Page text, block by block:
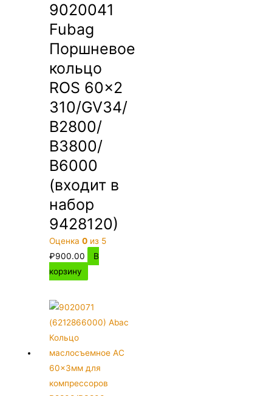
9020041
Fubag
Поршневое
кольцо
ROS 60×2
310/GV34/
В2800/
В3800/
В6000
(входит в
набор
9428120)
Оценка0 из 5
₽900.00
В
корзину